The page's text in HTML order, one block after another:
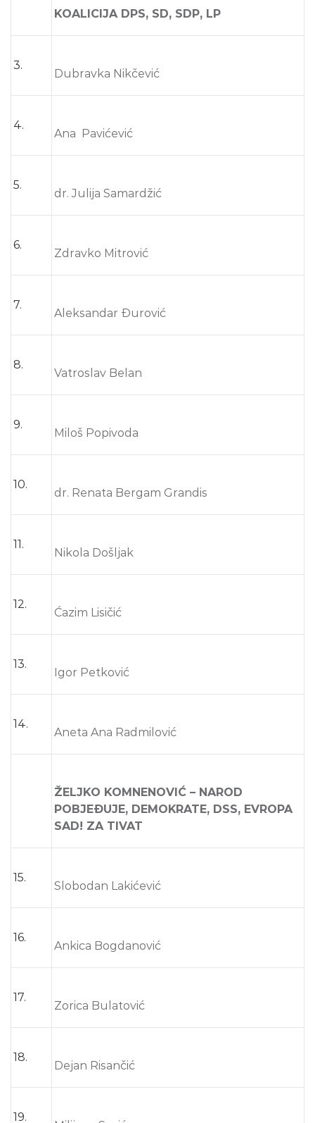
KOALICIJA DPS, SD, SDP, LP
3.
Dubravka Nikčević
4.
Ana Pavićević
5.
dr. Julija Samardžić
6.
Zdravko Mitrović
7.
Aleksandar Đurović
8.
Vatroslav Belan
9.
Miloš Popivoda
10.
dr. Renata Bergam Grandis
11.
Nikola Došljak
12.
Ćazim Lisičić
13.
Igor Petković
14.
Aneta Ana Radmilović
ŽELJKO KOMNENOVIĆ – NAROD
POBJEĐUJE, DEMOKRATE, DSS, EVROPA
SAD! ZA TIVAT
15.
Slobodan Lakićević
16.
Ankica Bogdanović
17.
Zorica Bulatović
18.
Dejan Risančić
19.